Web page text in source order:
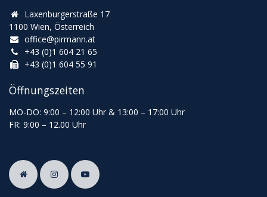
Laxenburgerstraße 17
1100 Wien, Österreich
office@pirmann.at
+43 (0)1 604 21 65
+43 (0)1 604 55 91
Öffnungszeiten
MO-DO: 9:00 – 12:00 Uhr & 13:00 – 17:00 Uhr
FR: 9:00 – 12.00 Uhr